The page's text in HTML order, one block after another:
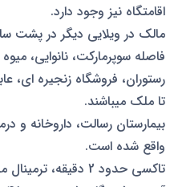
اقامتگاه نیز وجود دارد.
مالک در ویلایی دیگر در پشت
فاصله سوپرمارکت، نانوایی،
تا ملک میباشند.
واقع شده است.